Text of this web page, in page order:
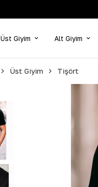
Üst Giyim Alt Giyim
Üst Giyim Tişört